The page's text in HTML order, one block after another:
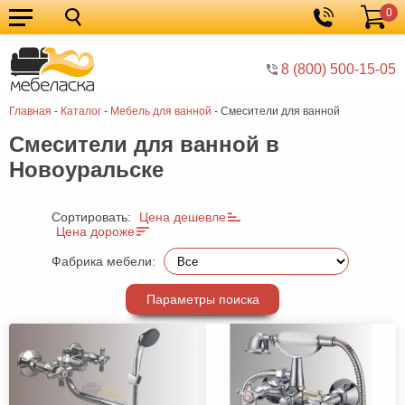
8 (800) 500-15-05
Корзина
0
Главная - Каталог - Мебель для ванной - Смесители для ванной
Кухонные
гарнитуры
Мебель
для
кухни
Мебель
для
спальни
Кровати
Шкафы
Диваны
прихожей
Комоды
Смесители для ванной в
Новоуральске
Сортировать:
Цена дешевле
Цена дороже
Фабрика мебели:
Параметры поиска